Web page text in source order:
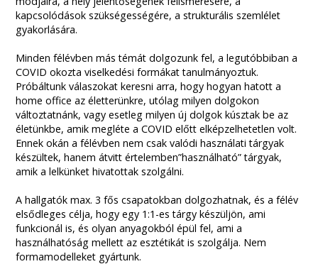
kapcsolódások szükségességére, a strukturális szemlélet
gyakorlására.
Minden félévben más témát dolgozunk fel, a legutóbbiban a
COVID okozta viselkedési formákat tanulmányoztuk.
Próbáltunk válaszokat keresni arra, hogy hogyan hatott a
home office az életterünkre, utólag milyen dolgokon
változtatnánk, vagy esetleg milyen új dolgok kúsztak be az
életünkbe, amik megléte a COVID előtt elképzelhetetlen volt.
Ennek okán a félévben nem csak valódi használati tárgyak
készültek, hanem átvitt értelemben”használható” tárgyak,
amik a lelkünket hivatottak szolgálni.
A hallgatók max. 3 fős csapatokban dolgozhatnak, és a félév
elsődleges célja, hogy egy 1:1-es tárgy készüljön, ami
funkcionál is, és olyan anyagokból épül fel, ami a
használhatóság mellett az esztétikát is szolgálja. Nem
formamodelleket gyártunk.